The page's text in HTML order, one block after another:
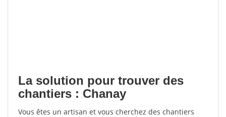
La solution pour trouver des
chantiers : Chanay
Vous êtes un artisan et vous cherchez des chantiers